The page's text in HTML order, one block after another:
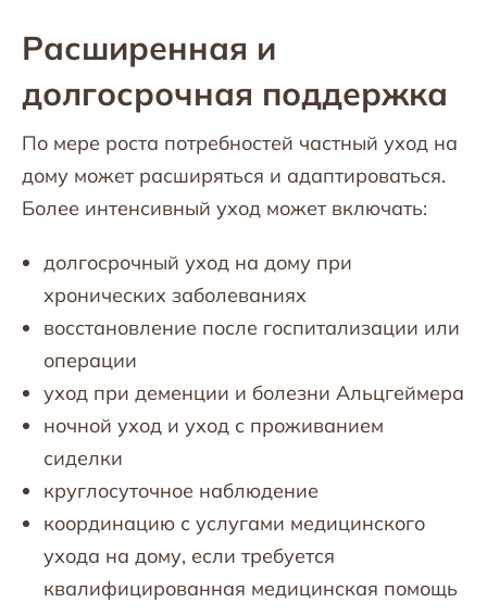
Расширенная и
долгосрочная поддержка
По мере роста потребностей частный уход на
дому может расширяться и адаптироваться.
Более интенсивный уход может включать:
долгосрочный уход на дому при
хронических заболеваниях
восстановление после госпитализации или
операции
уход при деменции и болезни Альцгеймера
ночной уход и уход с проживанием
сиделки
круглосуточное наблюдение
координацию с услугами медицинского
ухода на дому, если требуется
квалифицированная медицинская помощь